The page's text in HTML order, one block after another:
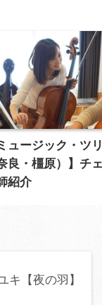
ュージック・ツ
良・橿原）】チ
紹介
キ【夜の羽】